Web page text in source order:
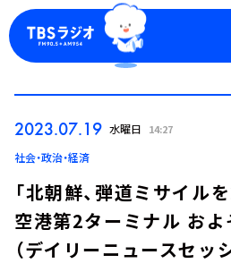
2023.07.19 水曜日 14:27
社会・政治・経済
「北朝鮮、弾道ミサイル
空港第2ターミナル およ
（デイリーニュースセッ